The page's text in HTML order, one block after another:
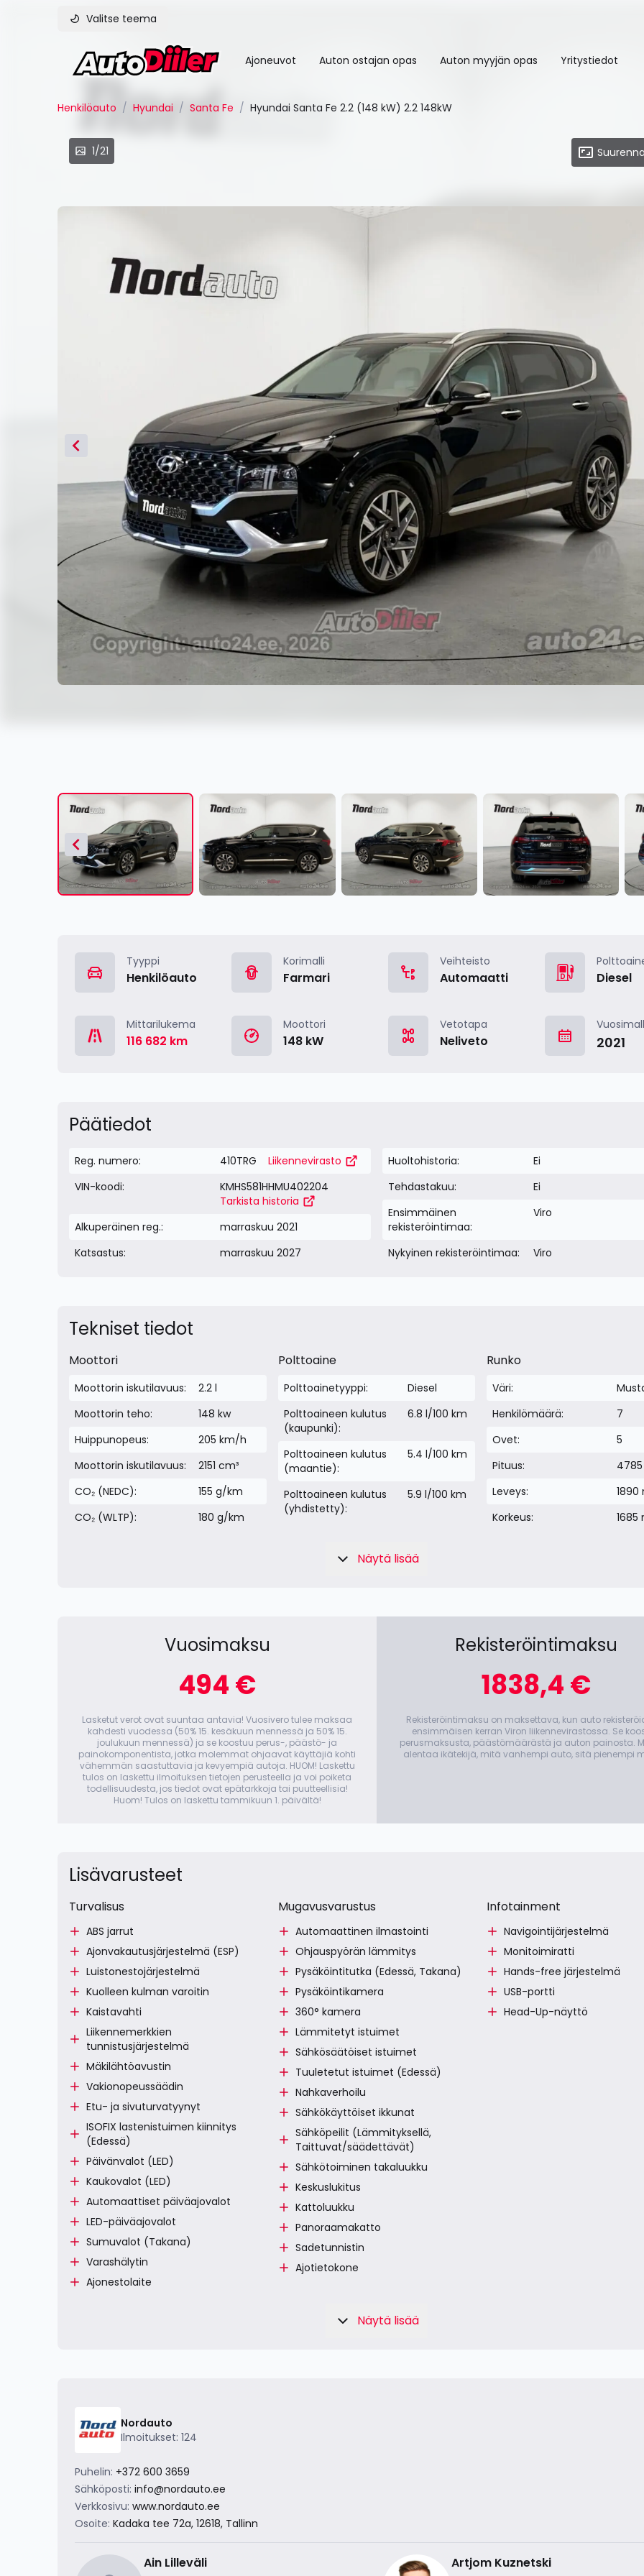
Valitse teema
Ajoneuvot Auton ostajan opas Auton myyjän opas Yritystiedot
Henkilöauto / Hyundai / Santa Fe / Hyundai Santa Fe 2.2 (148 kW) 2.2 148kW
1/21
1
Tyyppi
Henkilöauto
Korimalli
Farmari
Veihteisto
Automaatti Diesel
Mittarilukema
116 682 km
Moottori
148 kW
Vetotapa
Neliveto 2021
Päätiedot
Reg. numero: 410TRG
Liikennevirasto
VIN-koodi:
KMHS581HHMU402204
Tarkista historia
Alkuperäinen reg.:
marraskuu 2021
Katsastus:
marraskuu 2027
Huoltohistoria:
Ei
Tehdastakuu:
Ei
Ensimmäinen
rekisteröintimaa:
Viro
Nykyinen rekisteröintimaa: Viro
Tekniset tiedot
Moottori
Moottorin iskutilavuus:
2.2 l
Moottorin teho:
148 kw
Huippunopeus:
205 km/h
Moottorin iskutilavuus:
2151 cm³
CO₂ (NEDC):
155 g/km
CO₂ (WLTP):
180 g/km
Polttoaine
Polttoainetyyppi:
Diesel
Polttoaineen kulutus
(kaupunki):
6.8 l/100 km
Polttoaineen kulutus
(maantie):
5.4 l/100 km
Polttoaineen kulutus
(yhdistetty):
5.9 l/100 km
Runko
Väri:
Henkilömäärä:
7
Ovet:
5
Pituus:
Leveys:
Korkeus:
1685
Näytä lisää
Vuosimaksu
494 €
Lasketut verot ovat suuntaa antavia! Vuosivero tulee maksaa
kahdesti vuodessa (50% 15. kesäkuun mennessä ja 50% 15.
joulukuun mennessä) ja se koostuu perus-, päästö- ja
painokomponentista, jotka molemmat ohjaavat käyttäjiä kohti
vähemmän saastuttavia ja kevyempiä autoja. HUOM! Laskettu
tulos on laskettu ilmoituksen tietojen perusteella ja voi poiketa
todellisuudesta, jos tiedot ovat epätarkkoja tai puutteellisia!
Huom! Tulos on laskettu tammikuun 1. päivältä!
Rekisteröintimaksu
1838,4 €
Rekisteröintimaksu on maksettava, kun auto
ensimmäisen kerran Viron liikennevirastossa. Se
perusmaksusta, päästömäärästä ja auton painosta.
alentaa ikätekijä, mitä vanhempi auto, sitä pienempi
Lisävarusteet
Turvalisus
ABS jarrut
Ajonvakautusjärjestelmä (ESP)
Luistonestojärjestelmä
Kuolleen kulman varoitin
Kaistavahti
Liikennemerkkien
tunnistusjärjestelmä
Mäkilähtöavustin
Vakionopeussäädin
Etu- ja sivuturvatyynyt
ISOFIX lastenistuimen kiinnitys
(Edessä)
Päivänvalot (LED)
Kaukovalot (LED)
Automaattiset päiväajovalot
LED-päiväajovalot
Sumuvalot (Takana)
Varashälytin
Ajonestolaite
Mugavusvarustus
Automaattinen ilmastointi
Ohjauspyörän lämmitys
Pysäköintitutka (Edessä, Takana)
Pysäköintikamera
360° kamera
Lämmitetyt istuimet
Sähkösäätöiset istuimet
Tuuletetut istuimet (Edessä)
Nahkaverhoilu
Sähkökäyttöiset ikkunat
Sähköpeilit (Lämmityksellä,
Taittuvat/säädettävät)
Sähkötoiminen takaluukku
Keskuslukitus
Kattoluukku
Panoraamakatto
Sadetunnistin
Ajotietokone
Infotainment
Navigointijärjestelmä
Monitoimiratti
Hands-free järjestelmä
USB-portti
Head-Up-näyttö
Näytä lisää
Nordauto
Ilmoitukset: 124
Puhelin: +372 600 3659
Sähköposti: info@nordauto.ee
Verkkosivu: www.nordauto.ee
Osoite: Kadaka tee 72a, 12618, Tallinn
Ain Lilleväli Artjom Kuznetski